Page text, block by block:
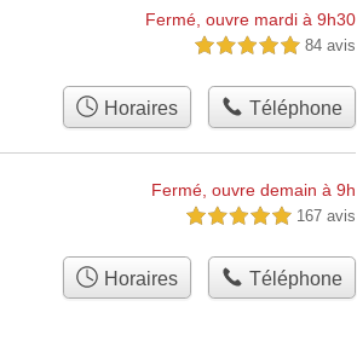
Fermé, ouvre mardi à 9h30
5,0 étoiles sur 5 84 avis
Horaires Téléphone
Fermé, ouvre demain à 9h
5,0 étoiles sur 5 167 avis
Horaires Téléphone